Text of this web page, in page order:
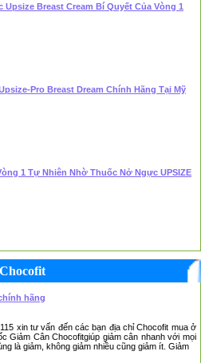
Upsize Breast Cream Bí Quyết Của Vòng 1
Pro Breast Dream Chính Hãng Tại Mỹ
1 Tự Nhiên Nhờ Thuốc Nở Ngực UPSIZE
Chocofit
hãng
xin tư vấn đến các bạn địa chỉ Chocofit mua ở
Giảm Cân Chocofitgiúp giảm cân nhanh với mọi
là giảm, không giảm nhiều cũng giảm ít. Giảm